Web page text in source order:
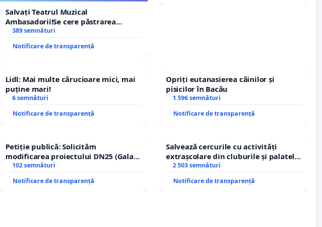
Salvați Teatrul Muzical
Ambasadorii!Se cere păstrarea
managerului general Mihai-Ciprian
ROGOJAN
389 semnături
Notificare de transparență
Lidl: Mai multe cărucioare mici, mai
puține mari!
6 semnături
Notificare de transparență
Opriți eutanasierea câinilor și
pisicilor în Bacău
1 596 semnături
Notificare de transparență
Petiție publică: Solicităm
modificarea proiectului DN25 (Galați
– Hanu Conachi) prin devierea
traseului în afara localităților!
102 semnături
Notificare de transparență
Salvează cercurile cu activități
extrașcolare din cluburile și palatele
copiilor
2 503 semnături
Notificare de transparență